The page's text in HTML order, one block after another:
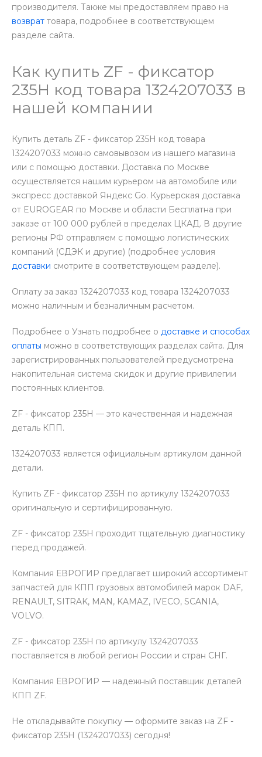
производителя. Также мы предоставляем право на
возврат товара, подробнее в соответствующем
разделе сайта.
Как купить ZF - фиксатор
235Н код товара 1324207033 в
нашей компании
Купить деталь ZF - фиксатор 235Н код товара
1324207033 можно самовывозом из нашего магазина
или с помощью доставки. Доставка по Москве
осуществляется нашим курьером на автомобиле или
экспресс доставкой Яндекс Go. Курьерская доставка
от EUROGEAR по Москве и области Бесплатна при
заказе от 100 000 рублей в пределах ЦКАД. В другие
регионы РФ отправляем с помощью логистических
компаний (СДЭК и другие) (подробнее условия
доставки смотрите в соответствующем разделе).
Оплату за заказ 1324207033 код товара 1324207033
можно наличным и безналичным расчетом.
Подробнее о Узнать подробнее о доставке и способах
оплаты можно в соответствующих разделах сайта. Для
зарегистрированных пользователей предусмотрена
накопительная система скидок и другие привилегии
постоянных клиентов.
ZF - фиксатор 235Н — это качественная и надежная
деталь КПП.
1324207033 является официальным артикулом данной
детали.
Купить ZF - фиксатор 235Н по артикулу 1324207033
оригинальную и сертифицированную.
ZF - фиксатор 235Н проходит тщательную диагностику
перед продажей.
Компания ЕВРОГИР предлагает широкий ассортимент
запчастей для КПП грузовых автомобилей марок DAF,
RENAULT, SITRAK, MAN, KAMAZ, IVECO, SCANIA,
VOLVO.
ZF - фиксатор 235Н по артикулу 1324207033
поставляется в любой регион России и стран СНГ.
Компания ЕВРОГИР — надежный поставщик деталей
КПП ZF.
Не откладывайте покупку — оформите заказ на ZF -
фиксатор 235Н (1324207033) сегодня!